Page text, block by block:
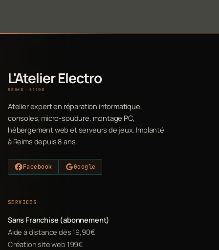
L'Atelier Electro
REIMS · 51100
Atelier expert en réparation informatique,
consoles, micro-soudure, montage PC,
hébergement web et serveurs de jeux. Implanté
à Reims depuis 8 ans.
Facebook Google
SERVICES
Sans Franchise (abonnement)
Aide à distance dès 19,90€
Création site web 199€